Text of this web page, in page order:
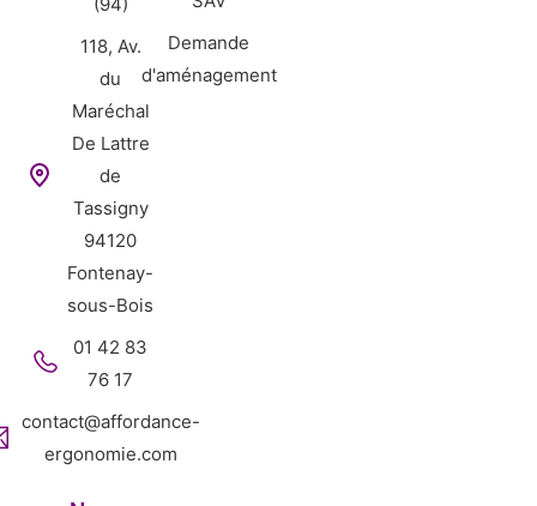
118, Av.
du
Maréchal
De Lattre
de
Tassigny
94120
Fontenay-
sous-Bois
01 42 83
76 17
contact@affordance-
ergonomie.com
Demande
d'aménagement